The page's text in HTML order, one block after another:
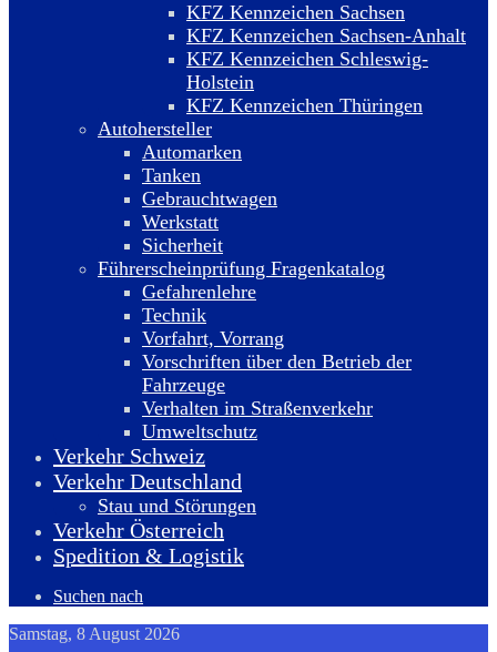
KFZ Kennzeichen Sachsen
KFZ Kennzeichen Sachsen-Anhalt
KFZ Kennzeichen Schleswig-
Holstein
KFZ Kennzeichen Thüringen
Autohersteller
Automarken
Tanken
Gebrauchtwagen
Werkstatt
Sicherheit
Führerscheinprüfung Fragenkatalog
Gefahrenlehre
Technik
Vorfahrt, Vorrang
Vorschriften über den Betrieb der
Fahrzeuge
Verhalten im Straßenverkehr
Umweltschutz
Verkehr Schweiz
Verkehr Deutschland
Stau und Störungen
Verkehr Österreich
Spedition & Logistik
Suchen nach
Samstag, 8 August 2026